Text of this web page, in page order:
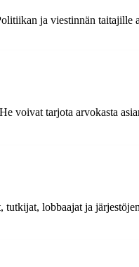
ja viestinnän taitajille
voivat tarjota arvokasta
lobbaajat ja